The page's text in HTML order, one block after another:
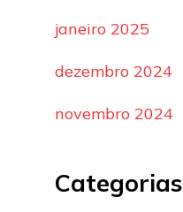
janeiro 2025
dezembro 2024
novembro 2024
Categorias